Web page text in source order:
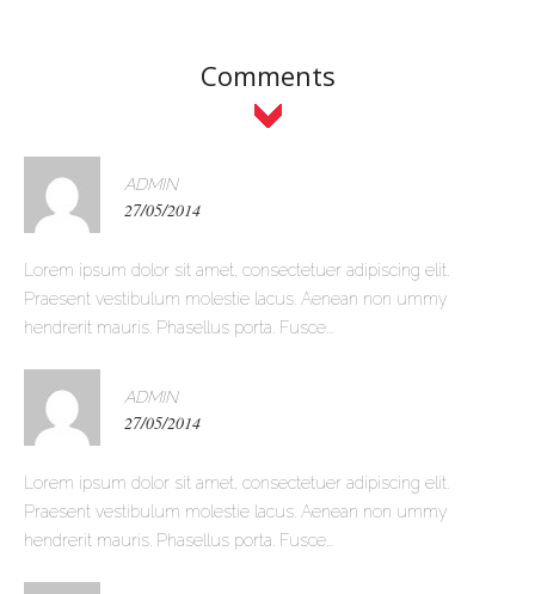
Comments
ADMIN
27/05/2014
Lorem ipsum dolor sit amet, consectetuer adipiscing elit.
Praesent vestibulum molestie lacus. Aenean non ummy
hendrerit mauris. Phasellus porta. Fusce...
ADMIN
27/05/2014
Lorem ipsum dolor sit amet, consectetuer adipiscing elit.
Praesent vestibulum molestie lacus. Aenean non ummy
hendrerit mauris. Phasellus porta. Fusce...